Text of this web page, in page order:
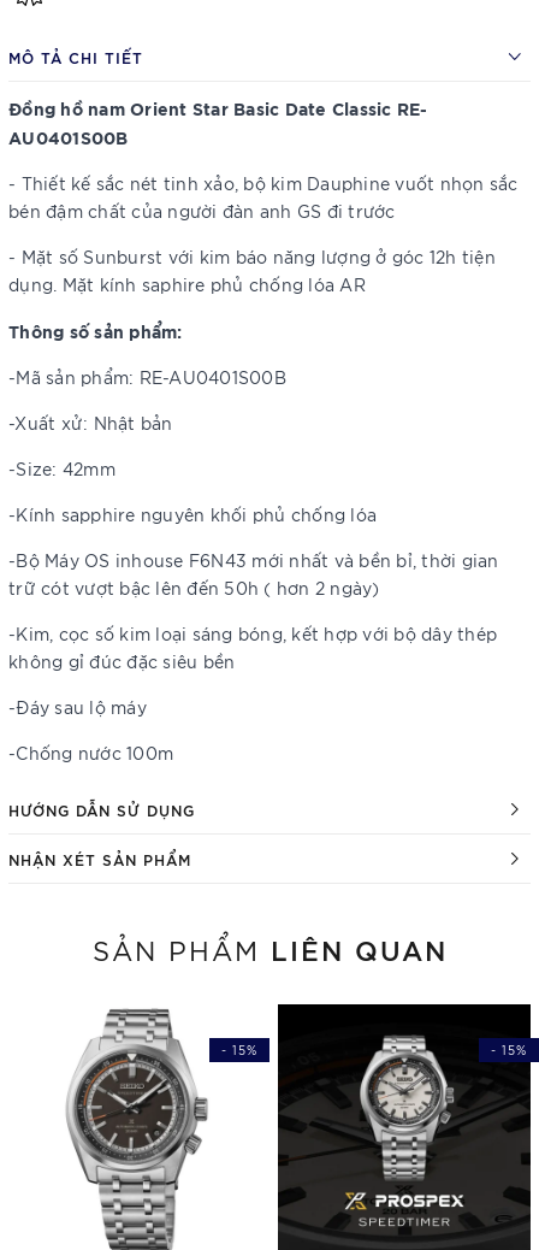
MÔ TẢ CHI TIẾT
Đồng hồ nam Orient Star Basic Date Classic RE-
AU0401S00B
- Thiết kế sắc nét tinh xảo, bộ kim Dauphine vuốt nhọn sắc
bén đậm chất của người đàn anh GS đi trước
- Mặt số Sunburst với kim báo năng lượng ở góc 12h tiện
dụng. Mặt kính saphire phủ chống lóa AR
Thông số sản phẩm:
-Mã sản phẩm: RE-AU0401S00B
-Xuất xử: Nhật bản
-Size: 42mm
-Kính sapphire nguyên khối phủ chống lóa
-Bộ Máy OS inhouse F6N43 mới nhất và bền bỉ, thời gian
trữ cót vượt bậc lên đến 50h ( hơn 2 ngày)
-Kim, cọc số kim loại sáng bóng, kết hợp với bộ dây thép
không gỉ đúc đặc siêu bền
-Đáy sau lộ máy
-Chống nước 100m
HƯỚNG DẪN SỬ DỤNG
NHẬN XÉT SẢN PHẨM
SẢN PHẨM LIÊN QUAN
- 15% - 15%